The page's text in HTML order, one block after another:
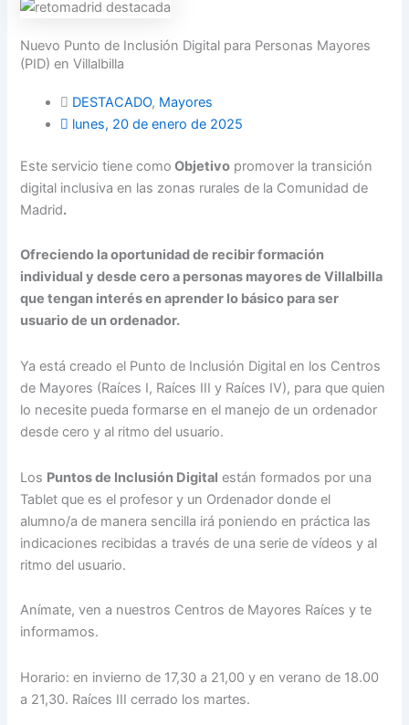
Nuevo Punto de Inclusión Digital para Personas Mayores
(PID) en Villalbilla
DESTACADO, Mayores
lunes, 20 de enero de 2025
Este servicio tiene como Objetivo promover la transición
digital inclusiva en las zonas rurales de la Comunidad de
Madrid.
Ofreciendo la oportunidad de recibir formación
individual y desde cero a personas mayores de Villalbilla
que tengan interés en aprender lo básico para ser
usuario de un ordenador.
Ya está creado el Punto de Inclusión Digital en los Centros
de Mayores (Raíces I, Raíces III y Raíces IV), para que quien
lo necesite pueda formarse en el manejo de un ordenador
desde cero y al ritmo del usuario.
Los Puntos de Inclusión Digital están formados por una
Tablet que es el profesor y un Ordenador donde el
alumno/a de manera sencilla irá poniendo en práctica las
indicaciones recibidas a través de una serie de vídeos y al
ritmo del usuario.
Anímate, ven a nuestros Centros de Mayores Raíces y te
informamos.
Horario: en invierno de 17,30 a 21,00 y en verano de 18.00
a 21,30. Raíces III cerrado los martes.